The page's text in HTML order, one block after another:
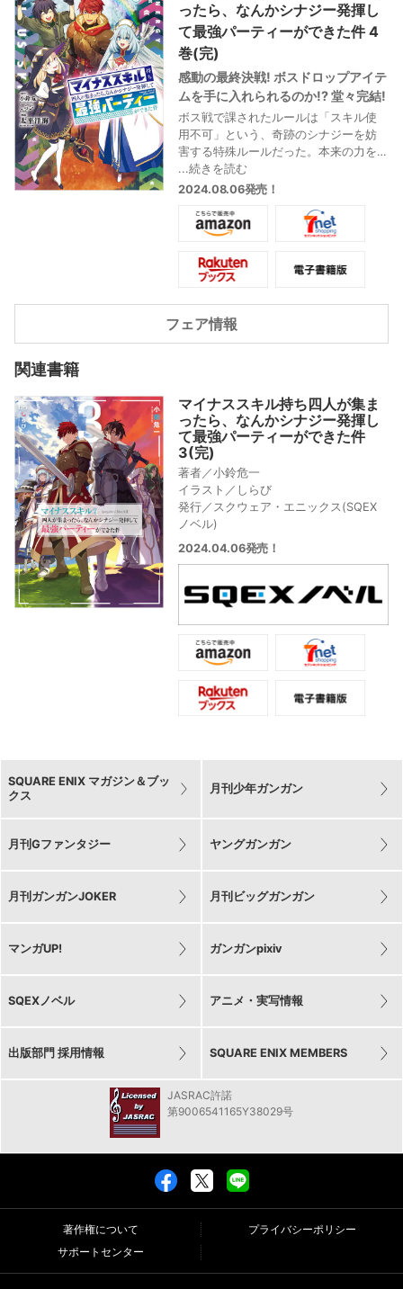
ったら、なんかシナジー発揮し
て最強パーティーができた件 4
巻(完)
感動の最終決戦! ボスドロップアイテ
ムを手に入れられるのか!? 堂々完結!
ボス戦で課されたルールは「スキル使
用不可」という、奇跡のシナジーを妨
害する特殊ルールだった。本来の力を
出せずに防戦一方の中、アルヴィンは
あることに気づく。――マイナススキ
ルを抱えながら、それでも努力してき
た俺たちが負けるわけないんだ! マイナ
ススキル持ちだからこそ磨かれた力
が、今ここで発揮される!? 戦いの中で
四人が見つけた、アイテムよりも大切
なものとは?
不幸な冒険者たちによる、究極の“支え
合い”冒険譚、堂々完結! 最後に小鈴危
一先生 描き下ろしSS「決起会」も特別
...続きを読む
2024.08.06発売！
フェア情報
関連書籍
マイナススキル持ち四人が集ま
ったら、なんかシナジー発揮し
て最強パーティーができた件
3(完)
著者／小鈴危一
イラスト／しらび
発行／スクウェア・エニックス(SQEX
ノベル)
2024.04.06発売！
SQUARE ENIX マガジン＆ブッ
クス
月刊少年ガンガン
月刊Gファンタジー ヤングガンガン
月刊ガンガンJOKER 月刊ビッグガンガン
マンガUP! ガンガンpixiv
SQEXノベル アニメ・実写情報
出版部門 採用情報 SQUARE ENIX MEMBERS
JASRAC許諾
第9006541165Y38029号
著作権について
プライバシーポリシー
サポートセンター